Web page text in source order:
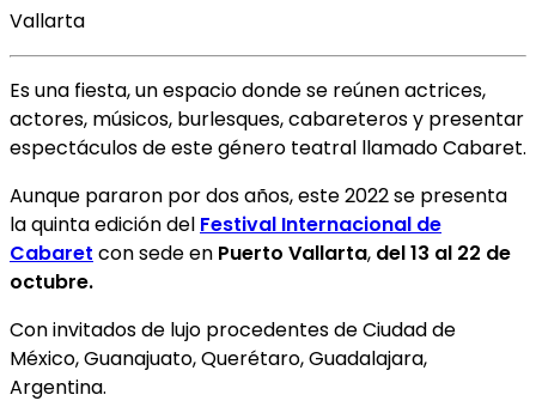
Es una fiesta, un espacio donde se reúnen actrices,
actores, músicos, burlesques, cabareteros y presentar
espectáculos de este género teatral llamado Cabaret.
Aunque pararon por dos años, este 2022 se presenta
la quinta edición del Festival Internacional de
Cabaret con sede en Puerto Vallarta, del 13 al 22 de
octubre.
Con invitados de lujo procedentes de Ciudad de
México, Guanajuato, Querétaro, Guadalajara,
Argentina.